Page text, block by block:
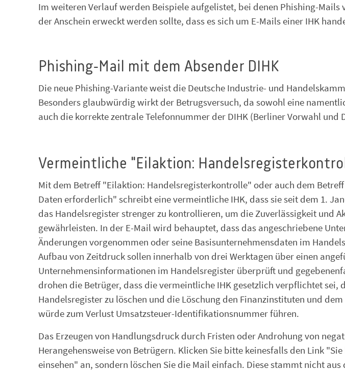
Im weiteren Verlauf werden Beispiele aufgelistet, bei denen Phishing-
der Anschein erweckt werden sollte, dass es sich um E-Mails einer IHK
Phishing-Mail mit dem Absender DIHK
Die neue Phishing-Variante weist die Deutsche Industrie- und
Besonders glaubwürdig wirkt der Betrugsversuch, da sowohl eine
auch die korrekte zentrale Telefonnummer der DIHK (Berliner Vorwahl und
Vermeintliche "Eilaktion:
Mit dem Betreff "Eilaktion: Handelsregisterkontrolle" oder auch dem
Daten erforderlich" schreibt eine vermeintliche IHK, dass sie seit dem 1.
das Handelsregister strenger zu kontrollieren, um die Zuverlässigkeit und
gewährleisten. In der E-Mail wird behauptet, dass das angeschriebene
Änderungen vorgenommen oder seine Basisunternehmensdaten im
Aufbau von Zeitdruck sollen innerhalb von drei Werktagen über einen
Unternehmensinformationen im Handelsregister überprüft und
drohen die Betrüger, dass die vermeintliche IHK gesetzlich verpflichtet sei,
Handelsregister zu löschen und die Löschung den Finanzinstituten und
würde zum Verlust Umsatzsteuer-Identifikationsnummer führen.
Das Erzeugen von Handlungsdruck durch Fristen oder Androhung von
Herangehensweise von Betrügern. Klicken Sie bitte keinesfalls den Link
einsehen" an, sondern löschen Sie die Mail einfach. Diese stammt nicht